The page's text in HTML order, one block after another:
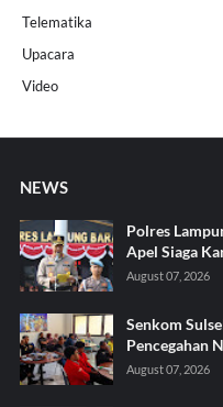
Telematika
Upacara
Video
NEWS
Polres
Apel Siaga
August 07, 2026
Senkom
Pencegahan
August 07, 2026